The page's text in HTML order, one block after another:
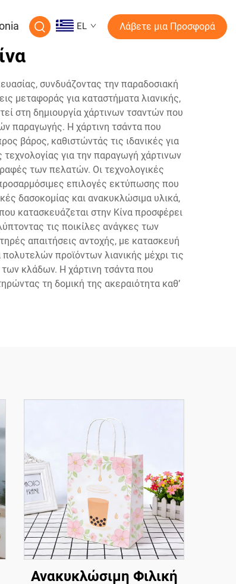
EL Λάβετε μια Προσφορά
συνδυάζοντας την παραδοσιακή
μεταφοράς για καταστήματα λιανικής,
στη δημιουργία χάρτινων τσαντών που
παραγωγής. Η χάρτινη τσάντα που
βάρος, καθιστώντάς τις ιδανικές για
για την παραγωγή χάρτινων
των πελατών. Οι τεχνολογικές
επιλογές εκτύπωσης που
δασοκομίας και ανακυκλώσιμα υλικά,
κατασκευάζεται στην Κίνα προσφέρει
τις ποικίλες ανάγκες των
απαιτήσεις αντοχής, με κατασκευή
προϊόντων λιανικής μέχρι τις
των κλάδων. Η χάρτινη τσάντα που
τη δομική της ακεραιότητα καθ’
Ανακυκλώσιμη Φιλική